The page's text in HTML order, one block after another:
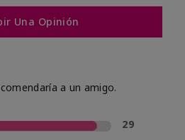
Una Opinión
a un amigo.
29